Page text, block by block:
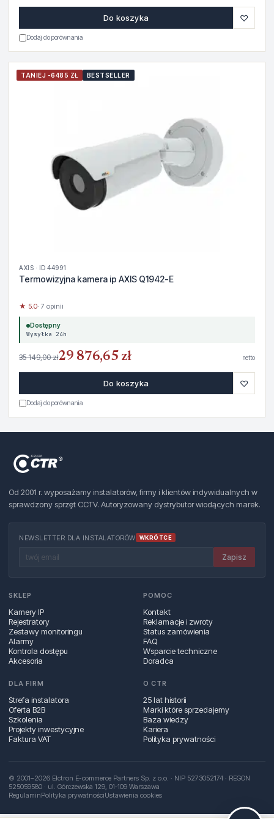
Do koszyka ♡
Dodaj do porównania
TANIEJ -6485 ZŁ BESTSELLER
AXIS · ID 44991
Termowizyjna kamera ip AXIS Q1942-E
★ 5.0· 7 opinii
Dostępny
Wysyłka 24h
35 149,00 zł29 876,65 zł netto
Do koszyka ♡
Dodaj do porównania
Od 2001 r. wyposażamy instalatorów, firmy i klientów indywidualnych w
sprawdzony sprzęt CCTV. Autoryzowany dystrybutor wiodących marek.
NEWSLETTER DLA INSTALATORÓW WKRÓTCE
Zapisz
SKLEP
Kamery IP
Rejestratory
Zestawy monitoringu
Alarmy
Kontrola dostępu
Akcesoria
POMOC
Kontakt
Reklamacje i zwroty
Status zamówienia
FAQ
Wsparcie techniczne
Doradca
DLA FIRM
Strefa instalatora
Oferta B2B
Szkolenia
Projekty inwestycyjne
Faktura VAT
O CTR
25 lat historii
Marki które sprzedajemy
Baza wiedzy
Kariera
Polityka prywatności
© 2001–2026 Elctron E-commerce Partners Sp. z o.o. · NIP 5273052174 · REGON
525059580 · ul. Górczewska 129, 01‑109 Warszawa
RegulaminPolityka prywatnościUstawienia cookies